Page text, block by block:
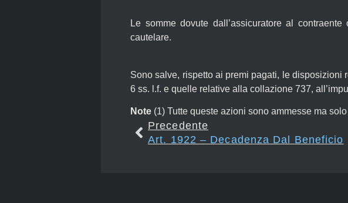
Le somme dovute dall’assicuratore al
cautelare.
Sono salve, rispetto ai premi pagati, le
6 ss. l.f. e quelle relative alla collazione 737,
Note (1) Tutte queste azioni sono ammesse ma
Precedente
Art. 1922 – Decadenza Dal Beneficio